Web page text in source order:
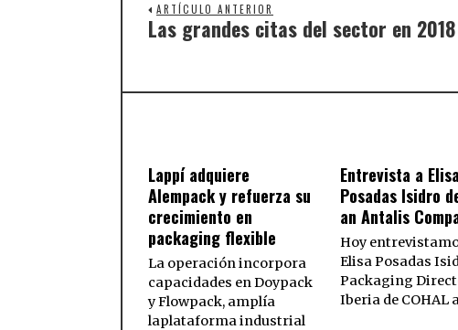
ARTÍCULO ANTERIOR
Las grandes citas del sector en 2018
Lappí adquiere
Alempack y refuerza su
crecimiento en
packaging flexible
La operación incorpora
capacidades en Doypack
y Flowpack, amplía
laplataforma industrial
Entrevista a Elisa
Posadas Isidro
an Antalis
Hoy
Elisa Posadas
Packaging
Iberia de COHAL